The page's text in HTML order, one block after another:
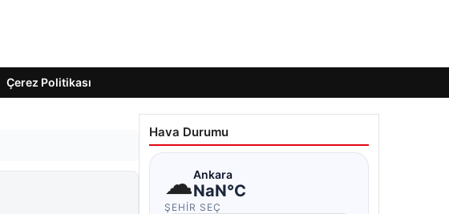
Çerez Politikası
Hava Durumu
☁Ankara
NaN°C
ŞEHIR SEÇ